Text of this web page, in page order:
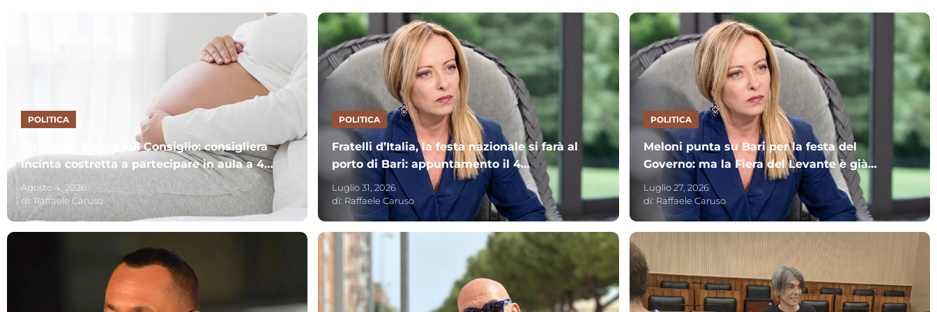
POLITICA
Altamura, bufera sul Consiglio: consigliera
incinta costretta a partecipare in aula a 40
gradi e al nono mese
Agosto 4, 2026
di: Raffaele Caruso
POLITICA
Fratelli d’Italia, la festa nazionale si farà al
porto di Bari: appuntamento il 4
settembre con la premier Meloni
Luglio 31, 2026
di: Raffaele Caruso
POLITICA
Meloni punta su Bari per la festa del
Governo: ma la Fiera del Levante è già
occupata dal concerto di Caparezza
Luglio 27, 2026
di: Raffaele Caruso